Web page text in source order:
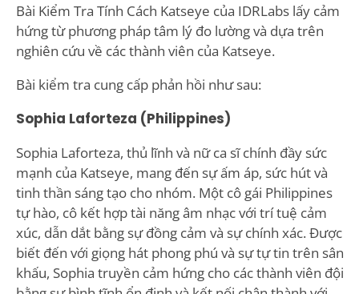
Bài Kiểm Tra Tính Cách Katseye của IDRLabs lấy cảm
hứng từ phương pháp tâm lý đo lường và dựa trên
nghiên cứu về các thành viên của Katseye.
Bài kiểm tra cung cấp phản hồi như sau:
Sophia Laforteza (Philippines)
Sophia Laforteza, thủ lĩnh và nữ ca sĩ chính đầy sức
mạnh của Katseye, mang đến sự ấm áp, sức hút và
tinh thần sáng tạo cho nhóm. Một cô gái Philippines
tự hào, cô kết hợp tài năng âm nhạc với trí tuệ cảm
xúc, dẫn dắt bằng sự đồng cảm và sự chính xác. Được
biết đến với giọng hát phong phú và sự tự tin trên sân
khấu, Sophia truyền cảm hứng cho các thành viên đội